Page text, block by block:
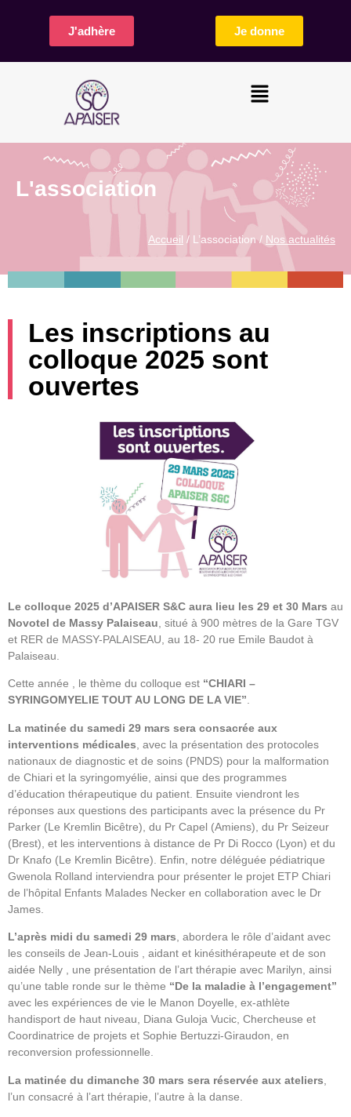
J'adhère Je donne
L'association
Accueil / L’association / Nos actualités
Les inscriptions au
colloque 2025 sont
ouvertes
Le colloque 2025 d’APAISER S&C aura lieu les 29 et 30 Mars au
Novotel de Massy Palaiseau , situé à 900 mètres de la Gare TGV
et RER de MASSY-PALAISEAU, au 18- 20 rue Emile Baudot à
Palaiseau.
Cette année , le thème du colloque est “CHIARI –
SYRINGOMYELIE TOUT AU LONG DE LA VIE”.
La matinée du samedi 29 mars sera consacrée aux
interventions médicales , avec la présentation des protocoles
nationaux de diagnostic et de soins (PNDS) pour la malformation
de Chiari et la syringomyélie, ainsi que des programmes
d’éducation thérapeutique du patient. Ensuite viendront les
réponses aux questions des participants avec la présence du Pr
Parker (Le Kremlin Bicêtre), du Pr Capel (Amiens), du Pr Seizeur
(Brest), et les interventions à distance de Pr Di Rocco (Lyon) et du
Dr Knafo (Le Kremlin Bicêtre). Enfin, notre déléguée pédiatrique
Gwenola Rolland interviendra pour présenter le projet ETP Chiari
de l’hôpital Enfants Malades Necker en collaboration avec le Dr
James.
L’après midi du samedi 29 mars, abordera le rôle d’aidant avec
les conseils de Jean-Louis , aidant et kinésithérapeute et de son
aidée Nelly , une présentation de l’art thérapie avec Marilyn, ainsi
qu’une table ronde sur le thème “De la maladie à l’engagement”
avec les expériences de vie le Manon Doyelle, ex-athlète
handisport de haut niveau, Diana Guloja Vucic, Chercheuse et
Coordinatrice de projets et Sophie Bertuzzi-Giraudon, en
reconversion professionnelle.
La matinée du dimanche 30 mars sera réservée aux ateliers
l’un consacré à l’art thérapie, l’autre à la danse.